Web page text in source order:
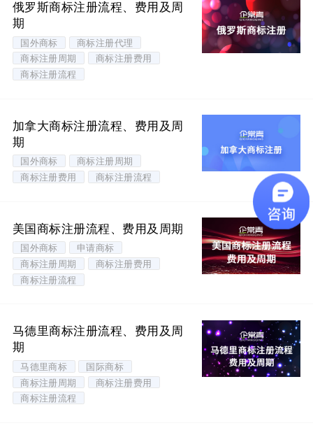
俄罗斯商标注册流程、费用及周
期
国外商标
商标注册代理
商标注册周期
商标注册费用
商标注册流程
加拿大商标注册流程、费用及周
期
国外商标
商标注册周期
商标注册费用
商标注册流程
美国商标注册流程、费用及周期
国外商标
申请商标
商标注册周期
商标注册费用
商标注册流程
马德里商标注册流程、费用及周
期
马德里商标
国际商标
商标注册周期
商标注册费用
商标注册流程